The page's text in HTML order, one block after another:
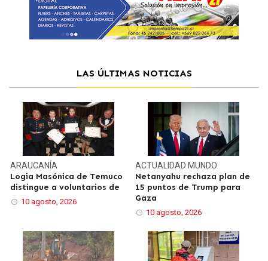
LAS ÚLTIMAS NOTICIAS
ARAUCANÍA
Logia Masónica de Temuco
distingue a voluntarios de
10 agosto, 2026
ACTUALIDAD MUNDO
Netanyahu rechaza plan de
15 puntos de Trump para
Gaza
10 agosto, 2026